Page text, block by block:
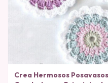
Crea Hermosos